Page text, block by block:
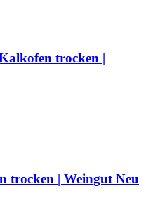
trocken |
trocken | Weingut Neu